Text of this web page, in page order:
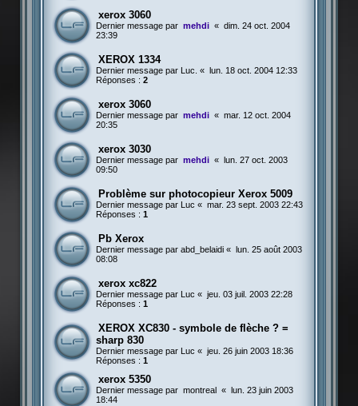
xerox 3060
Dernier message par mehdi « dim. 24 oct. 2004
23:39
XEROX 1334
Dernier message par Luc. «
lun. 18 oct. 2004 12:33
Réponses : 2
xerox 3060
Dernier message par mehdi « mar. 12 oct. 2004
20:35
xerox 3030
Dernier message par mehdi «
lun. 27 oct. 2003
09:50
Problème sur photocopieur Xerox 5009
Dernier message par Luc « mar. 23 sept. 2003 22:43
Réponses : 1
Pb Xerox
Dernier message par abd_belaidi«
lun. 25 août 2003
08:08
xerox xc822
Dernier message par Luc « jeu. 03 juil. 2003 22:28
Réponses : 1
XEROX XC830 - symbole de flèche ? =
sharp 830
Dernier message par Luc « jeu. 26 juin 2003 18:36
Réponses : 1
xerox 5350
Dernier message par montreal «
lun. 23 juin 2003
18:44